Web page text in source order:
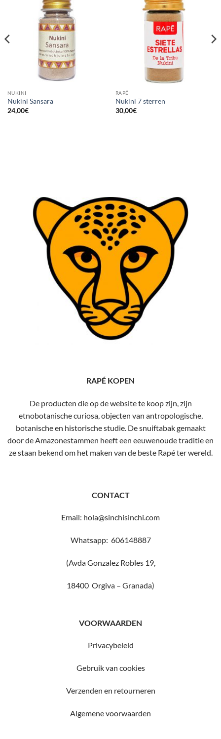
NUKINI
Nukini Sansara
24,00€
RAPÉ
Nukini 7 sterren
30,00€
RAPÉ KOPEN
De producten die op de website te koop zijn, zijn
etnobotanische curiosa, objecten van antropologische,
botanische en historische studie. De snuiftabak gemaakt
door de Amazonestammen heeft een eeuwenoude traditie en
ze staan ​​bekend om het maken van de beste Rapé ter wereld.
CONTACT
Email: hola@sinchisinchi.com
Whatsapp: 606148887
(Avda Gonzalez Robles 19,
18400 Orgiva – Granada)
VOORWAARDEN
Privacybeleid
Gebruik van cookies
Verzenden en retourneren
Algemene voorwaarden